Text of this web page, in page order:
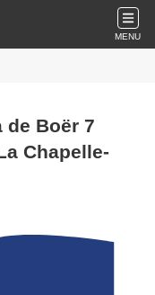
MENU
de Boër 7
Chapelle-